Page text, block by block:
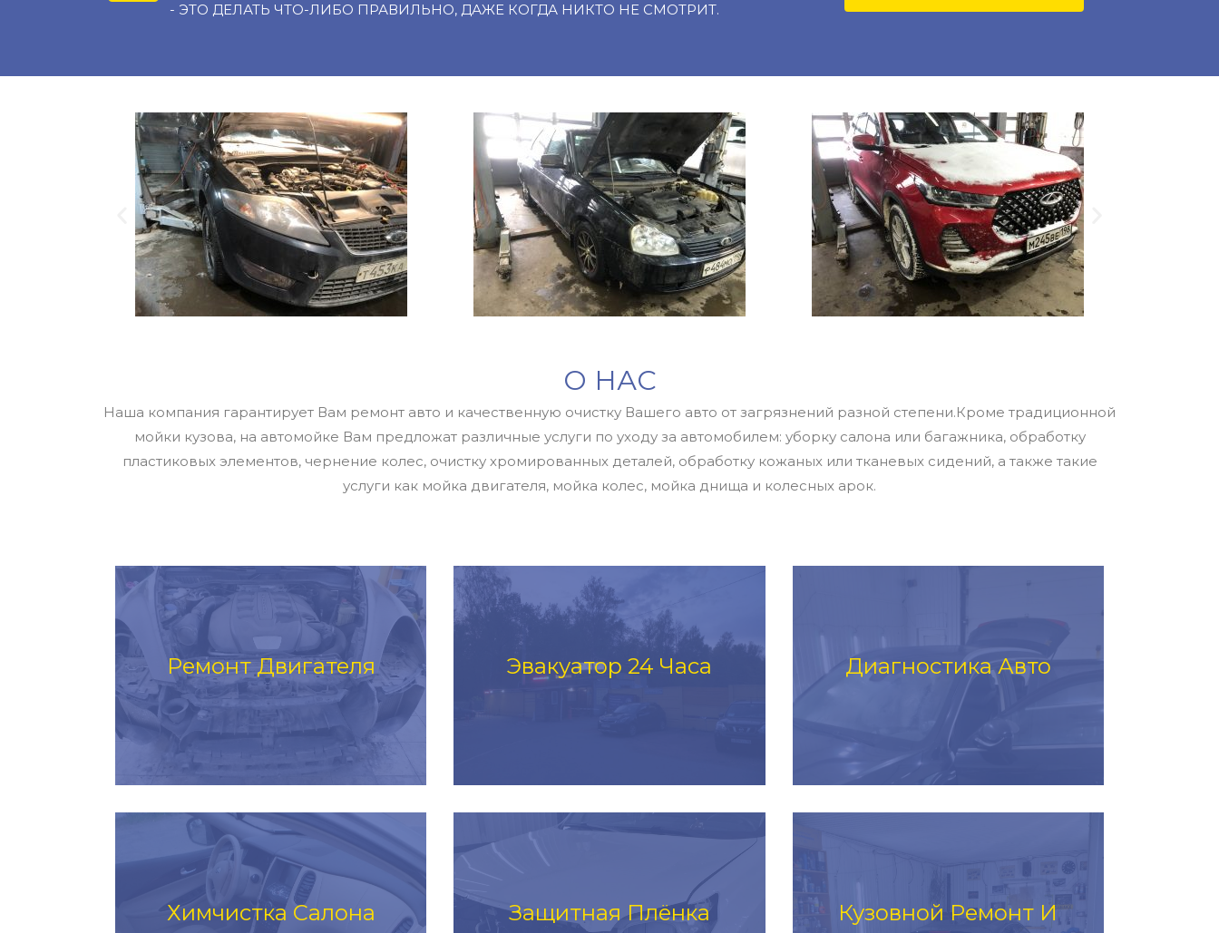
- ЭТО ДЕЛАТЬ ЧТО-ЛИБО ПРАВИЛЬНО, ДАЖЕ КОГДА НИКТО НЕ СМОТРИТ.
О НАС
Наша компания гарантирует Вам ремонт авто и качественную очистку Вашего авто от загрязнений разной степени.Кроме традиционной
мойки кузова, на автомойке Вам предложат различные услуги по уходу за автомобилем: уборку салона или багажника, обработку
пластиковых элементов, чернение колес, очистку хромированных деталей, обработку кожаных или тканевых сидений, а также такие
услуги как мойка двигателя, мойка колес, мойка днища и колесных арок.
Ремонт Двигателя Эвакуатор 24 Часа Диагностика Авто
Химчистка Салона Защитная Плёнка
Кузовной Ремонт И